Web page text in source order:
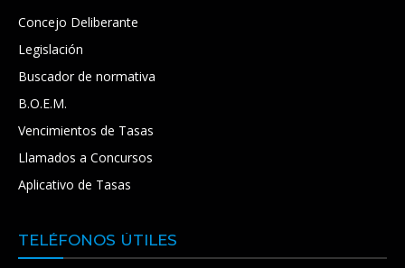
Concejo Deliberante
Legislación
Buscador de normativa
B.O.E.M.
Vencimientos de Tasas
Llamados a Concursos
Aplicativo de Tasas
TELÉFONOS ÚTILES